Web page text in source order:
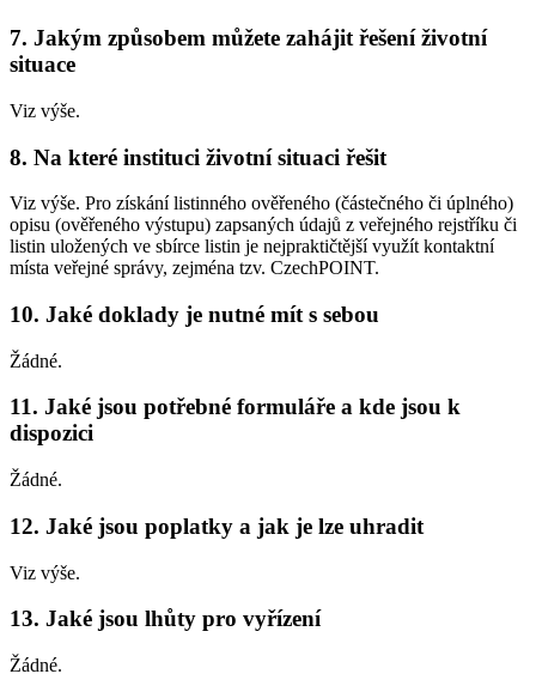
7. Jakým způsobem můžete zahájit řešení životní
situace
Viz výše.
8. Na které instituci životní situaci řešit
Viz výše. Pro získání listinného ověřeného (částečného či úplného)
opisu (ověřeného výstupu) zapsaných údajů z veřejného rejstříku či
listin uložených ve sbírce listin je nejpraktičtější využít kontaktní
místa veřejné správy, zejména tzv. CzechPOINT.
10. Jaké doklady je nutné mít s sebou
Žádné.
11. Jaké jsou potřebné formuláře a kde jsou k
dispozici
Žádné.
12. Jaké jsou poplatky a jak je lze uhradit
Viz výše.
13. Jaké jsou lhůty pro vyřízení
Žádné.